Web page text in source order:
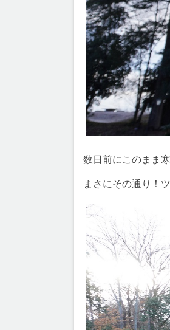
数日前にこのまま
まさにその通り！